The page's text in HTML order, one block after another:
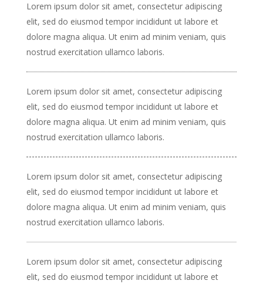
Lorem ipsum dolor sit amet, consectetur adipiscing
elit, sed do eiusmod tempor incididunt ut labore et
dolore magna aliqua. Ut enim ad minim veniam, quis
nostrud exercitation ullamco laboris.
Lorem ipsum dolor sit amet, consectetur adipiscing
elit, sed do eiusmod tempor incididunt ut labore et
dolore magna aliqua. Ut enim ad minim veniam, quis
nostrud exercitation ullamco laboris.
Lorem ipsum dolor sit amet, consectetur adipiscing
elit, sed do eiusmod tempor incididunt ut labore et
dolore magna aliqua. Ut enim ad minim veniam, quis
nostrud exercitation ullamco laboris.
Lorem ipsum dolor sit amet, consectetur adipiscing
elit, sed do eiusmod tempor incididunt ut labore et